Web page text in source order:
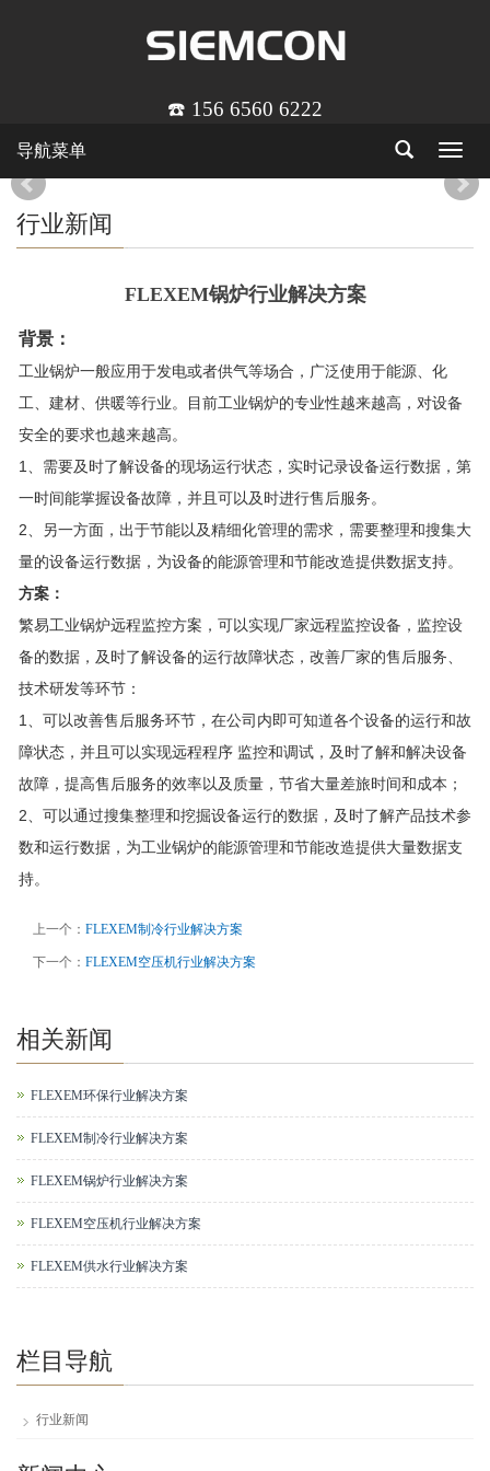
☎️ 156 6560 6222
Toggle
导航菜单
行业新闻
FLEXEM锅炉行业解决方案
背景：
工业锅炉一般应用于发电或者供气等场合，广泛使用于能源、化
工、建材、供暖等行业。目前工业锅炉的专业性越来越高，对设备
安全的要求也越来越高。
1、需要及时了解设备的现场运行状态，实时记录设备运行数据，第
一时间能掌握设备故障，并且可以及时进行售后服务。
2、另一方面，出于节能以及精细化管理的需求，需要整理和搜集大
量的设备运行数据，为设备的能源管理和节能改造提供数据支持。
方案：
繁易工业锅炉远程监控方案，可以实现厂家远程监控设备，监控设
备的数据，及时了解设备的运行故障状态，改善厂家的售后服务、
技术研发等环节：
1、可以改善售后服务环节，在公司内即可知道各个设备的运行和故
障状态，并且可以实现远程程序 监控和调试，及时了解和解决设备
故障，提高售后服务的效率以及质量，节省大量差旅时间和成本；
2、可以通过搜集整理和挖掘设备运行的数据，及时了解产品技术参
数和运行数据，为工业锅炉的能源管理和节能改造提供大量数据支
持。
上一个： FLEXEM制冷行业解决方案
下一个： FLEXEM空压机行业解决方案
相关新闻
FLEXEM环保行业解决方案
FLEXEM制冷行业解决方案
FLEXEM锅炉行业解决方案
FLEXEM空压机行业解决方案
FLEXEM供水行业解决方案
栏目导航
行业新闻